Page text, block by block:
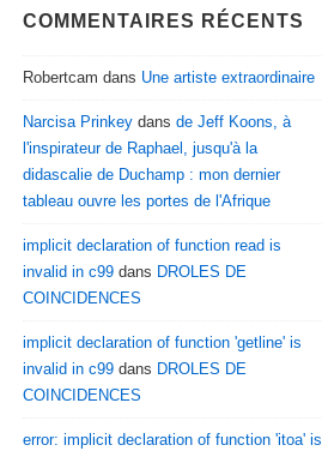
COMMENTAIRES RÉCENTS
Robertcam dans Une artiste extraordinaire
Narcisa Prinkey dans de Jeff Koons, à
l'inspirateur de Raphael, jusqu'à la
didascalie de Duchamp : mon dernier
tableau ouvre les portes de l'Afrique
implicit declaration of function read is
invalid in c99 dans DROLES DE
COINCIDENCES
implicit declaration of function 'getline' is
invalid in c99 dans DROLES DE
COINCIDENCES
error: implicit declaration of function 'itoa' is